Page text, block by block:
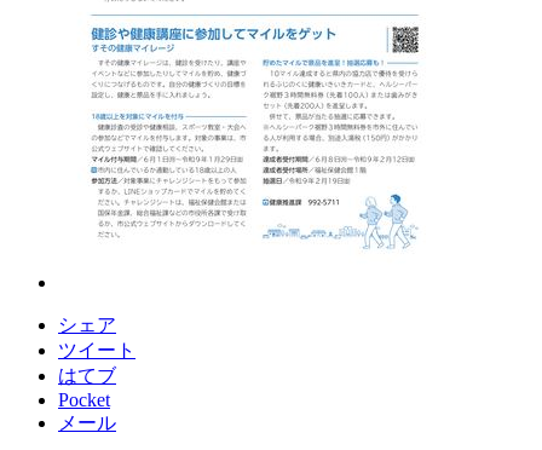
シェア
ツイート
はてブ
Pocket
メール